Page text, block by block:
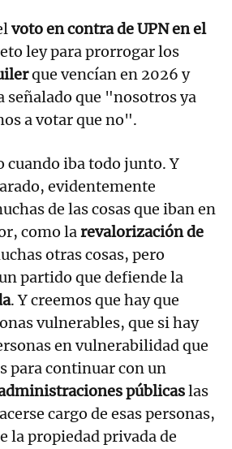
voto en contra de UPN en el
ley para prorrogar los
que vencían en 2026 y
señalado que "nosotros ya
a votar que no".
cuando iba todo junto. Y
evidentemente
de las cosas que iban en
como larevalorización de
otras cosas, pero
partido que defiende la
. Y creemos que hay que
vulnerables, que si hay
en vulnerabilidad que
para continuar con un
públicaslas
cargo de esas personas,
la propiedad privada de